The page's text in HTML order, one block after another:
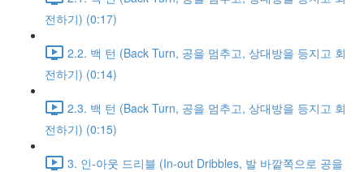
전하기) (0:17)
2.2. 백 턴 (Back Turn, 공을 멈추고, 상대방을 등지고 회
전하기) (0:14)
2.3. 백 턴 (Back Turn, 공을 멈추고, 상대방을 등지고 회
전하기) (0:15)
3. 인-아웃 드리블 (In-out Dribbles, 발 바깥쪽으로 공을